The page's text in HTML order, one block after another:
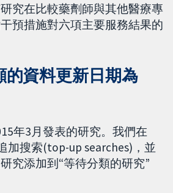
究在比較藥劑師與其他醫療專
預措施對六項主要服務結果的
的資料更新日期為
年3月發表的研究。我們在
加搜索(top-up searches)，並
究添加到“等待分類的研究”